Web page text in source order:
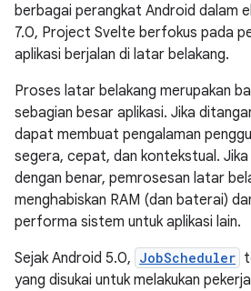
berbagai perangkat Android dalam
7.0, Project Svelte berfokus pada
aplikasi berjalan di latar belakang.
Proses latar belakang merupakan
sebagian besar aplikasi. Jika
dapat membuat pengalaman
segera, cepat, dan kontekstual.
dengan benar, pemrosesan latar
menghabiskan RAM (dan baterai)
performa sistem untuk aplikasi lain.
Sejak Android 5.0, JobScheduler
yang disukai untuk melakukan